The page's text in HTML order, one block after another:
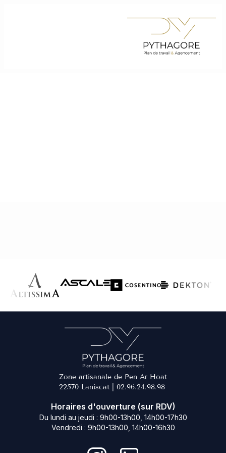
Zone artisanale de Pen Ar Hoat
22570 Laniscat | 02.96.24.98.98
Horaires d'ouverture (sur RDV)
Du lundi au jeudi : 9h00-13h00, 14h00-17h30
Vendredi : 9h00-13h00, 14h00-16h30